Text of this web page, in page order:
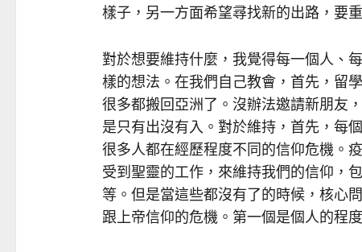
樣子，另一方面希望尋找新的出路，要
對於想要維持什麼，我覺得每一個人、
樣的想法。在我們自己教會，首先，留
很多都搬回亞洲了。沒辦法邀請新朋友
是只有出沒有入。對於維持，首先，每
很多人都在經歷程度不同的信仰危機。
受到聖靈的工作，來維持我們的信仰，
等。但是當這些都沒有了的時候，核心
跟上帝信仰的危機。第一個是個人的程